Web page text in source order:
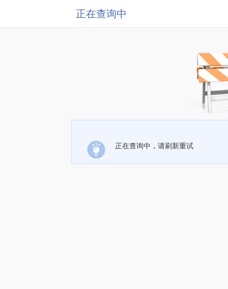
正在查询中
正在查询中，请刷新重试